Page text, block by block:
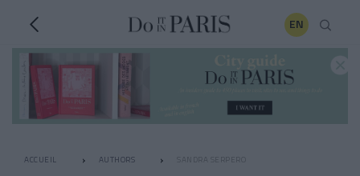
EN
ACCUEIL AUTHORS